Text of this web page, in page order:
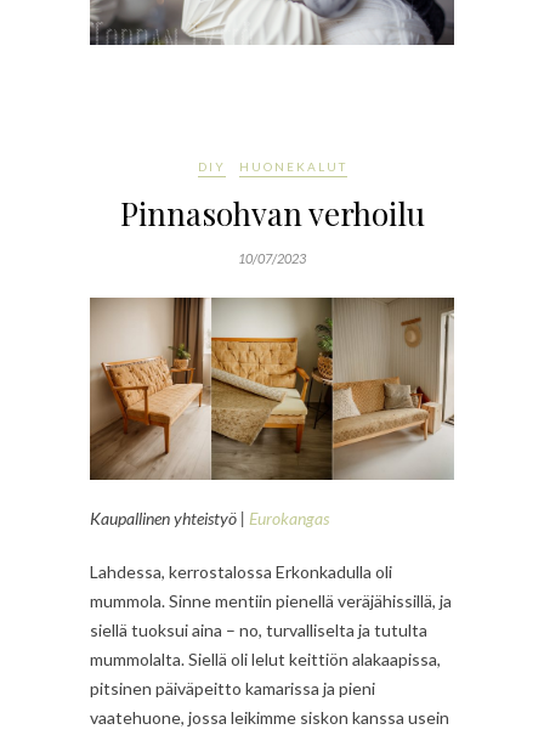
DIY HUONEKALUT
Pinnasohvan verhoilu
10/07/2023
Kaupallinen yhteistyö | Eurokangas
Lahdessa, kerrostalossa Erkonkadulla oli
mummola. Sinne mentiin pienellä veräjähissillä, ja
siellä tuoksui aina – no, turvalliselta ja tutulta
mummolalta. Siellä oli lelut keittiön alakaapissa,
pitsinen päiväpeitto kamarissa ja pieni
vaatehuone, jossa leikimme siskon kanssa usein